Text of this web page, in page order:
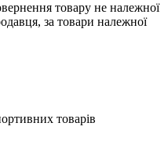
товару не належної
за товари належної
товарів